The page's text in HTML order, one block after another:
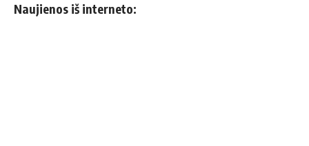
Naujienos iš interneto: